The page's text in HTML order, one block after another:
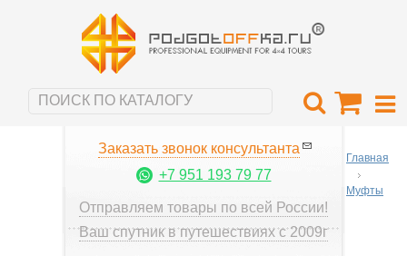
Заказать звонок консультанта
+7 951 193 79 77
Отправляем товары по всей России!
Ваш спутник в путешествиях с 2009г
Главная
Муфты